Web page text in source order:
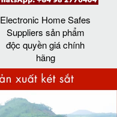
Electronic Home Safes
Suppliers sản phẩm
độc quyền giá chính
hãng